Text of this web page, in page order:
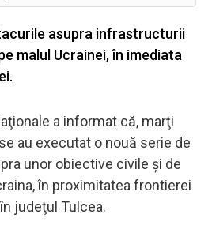
asupra infrastructurii
malul Ucrainei, în imediata
a informat că, marţi
au executat o nouă serie de
unor obiective civile şi de
în proximitatea frontierei
judeţul Tulcea.